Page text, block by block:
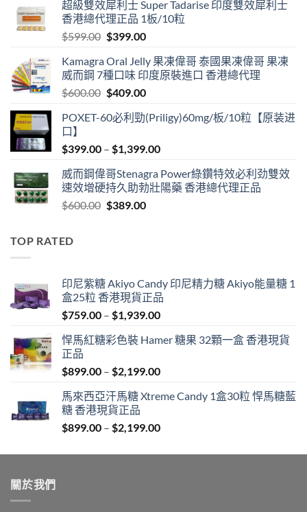
超級雙效犀利士 Super Tadarise 印度雙效犀利士
香港總代理正品 1板/10粒
$599.00 Original
was:
$599.00.
$399.00Current
is:
$399.00.
Kamagra Oral Jelly 果凍偉哥 泰國果凍偉哥 果凍
威而鋼 7種口味 印度原裝進口 香港總代理
$600.00 Original
was:
$409.00Current
is:
POXET-60必利勁(Priligy)60mg/板/10粒【原装进
口】
$399.00 – $1,399.00Price
$399.00
through
威而鋼偉哥Stenagra Power綠鑽特效必利劲雙效
速效增硬持久助勃壯陽藥 香港總代理正品
$600.00 Original
$389.00Current
TOP RATED
印尼紫糖 Akiyo Candy 印尼精力糖 Akiyo能量糖 1
盒25粒 香港現貨正品
$759.00 – $1,939.00Price
$759.00
$1,939.00
悍馬紅糖彩色裝 Hamer 糖果 32顆一盒 香港現貨
正品
$899.00 – $2,199.00Price
$899.00
$2,199.00
馬來西亞汗馬糖 Xtreme Candy 1盒30粒 悍馬糖藍
糖 香港現貨正品
$899.00 – $2,199.00Price
$899.00
關於我們